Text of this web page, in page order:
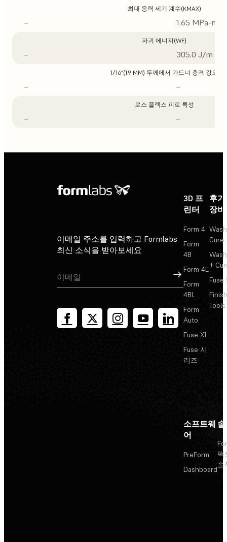
최대 응력 세기 계수(KMAX)
– 1.65 MPa-m1/
파괴 에너지(WF)
– 305.0 J/m
1/16”(1.9 MM) 두께에서 가드너 충격 강도
– –
로스 플렉스 피로 특성
– –
이메일 주소를 입력하고 Formlabs
최신 소식을 받아보세요
가입
3D 프
린터
Form 4
Form
4B
Form 4L
Form
4BL
Form
Auto
Fuse X1
Fuse 시
리즈
후
장비
Cure
+
Fuse
Tools
소프트웨
어
PreForm
Dashboard
팩
솔